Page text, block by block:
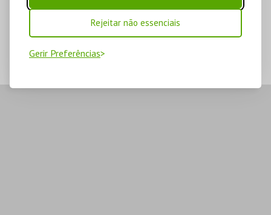
Rejeitar não essenciais
Gerir Preferências